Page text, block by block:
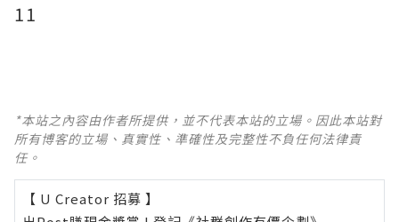
11
*本站之內容由作者所提供，並不代表本站的立場。因此本站對
所有博客的立場、真實性、準確性及完整性不負任何法律責
任。
【 U Creator 招募 】